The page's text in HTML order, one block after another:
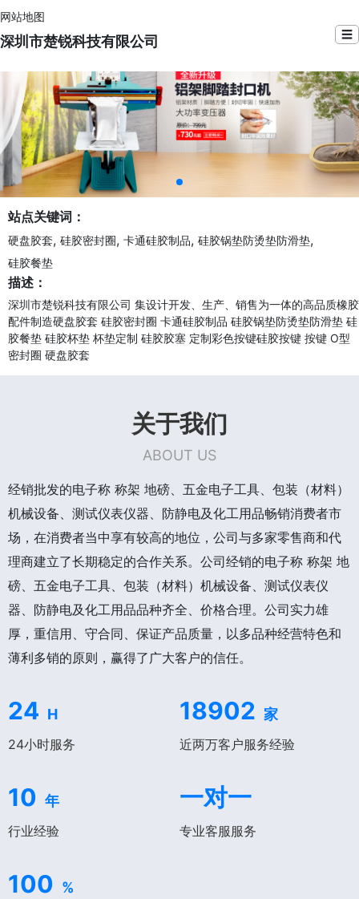
网站地图
深圳市楚锐科技有限公司 ☰
站点关键词：
硬盘胶套, 硅胶密封圈, 卡通硅胶制品, 硅胶锅垫防烫垫防滑垫,
硅胶餐垫
描述：
深圳市楚锐科技有限公司 集设计开发、生产、销售为一体的高品质橡胶
配件制造硬盘胶套 硅胶密封圈 卡通硅胶制品 硅胶锅垫防烫垫防滑垫 硅
胶餐垫 硅胶杯垫 杯垫定制 硅胶胶塞 定制彩色按键硅胶按键 按键 O型
密封圈 硬盘胶套
关于我们
ABOUT US
经销批发的电子称 称架 地磅、五金电子工具、包装（材料）
机械设备、测试仪表仪器、防静电及化工用品畅销消费者市
场，在消费者当中享有较高的地位，公司与多家零售商和代
理商建立了长期稳定的合作关系。公司经销的电子称 称架 地
磅、五金电子工具、包装（材料）机械设备、测试仪表仪
器、防静电及化工用品品种齐全、价格合理。公司实力雄
厚，重信用、守合同、保证产品质量，以多品种经营特色和
薄利多销的原则，赢得了广大客户的信任。
24 H
24小时服务
18902 家
近两万客户服务经验
10 年
行业经验
一对一
专业客服服务
100 %